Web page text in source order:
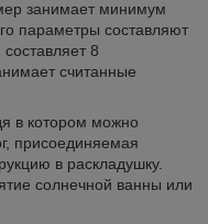
занимает минимум
параметры составляют
8
считанные
в котором можно
присоединяемая
в раскладушку.
солнечной ванны или